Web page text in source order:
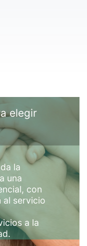
elegir
la
una
con
al servicio
a la